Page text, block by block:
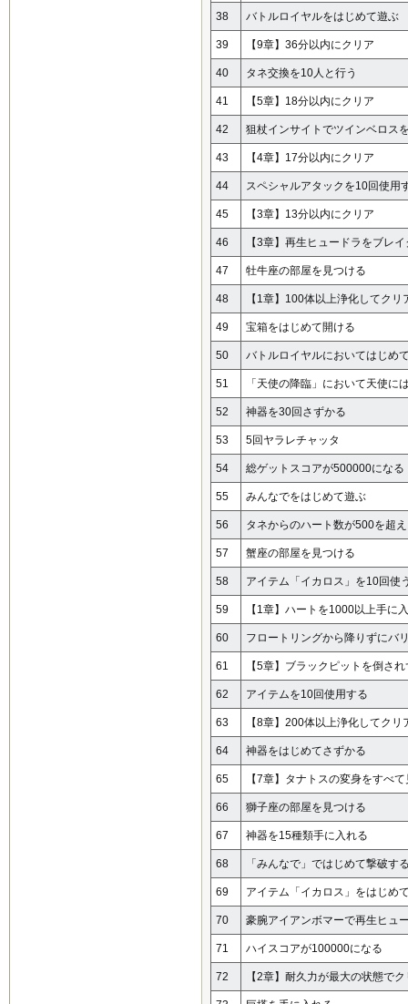
38 バトルロイヤルをはじめて遊ぶ
39 【9章】36分以内にクリア
40 タネ交換を10人と行う
41 【5章】18分以内にクリア
42 狙杖インサイトでツインベロス
43 【4章】17分以内にクリア
44 スペシャルアタックを10回使用
45 【3章】13分以内にクリア
46 【3章】再生ヒュードラをブレ
47 牡牛座の部屋を見つける
48 【1章】100体以上浄化してクリ
49 宝箱をはじめて開ける
50 バトルロイヤルにおいてはじめ
51 「天使の降臨」において天使に
52 神器を30回さずかる
53 5回ヤラレチャッタ
54 総ゲットスコアが500000になる
55 みんなでをはじめて遊ぶ
56 タネからのハート数が500を超
57 蟹座の部屋を見つける
58 アイテム「イカロス」を10回使
59 【1章】ハートを1000以上手に
60 フロートリングから降りずにバ
61 【5章】ブラックピットを倒さ
62 アイテムを10回使用する
63 【8章】200体以上浄化してク
64 神器をはじめてさずかる
65 【7章】タナトスの変身をすべ
66 獅子座の部屋を見つける
67 神器を15種類手に入れる
68 「みんなで」ではじめて撃破す
69 アイテム「イカロス」をはじめ
70 豪腕アイアンボマーで再生ヒュ
71 ハイスコアが100000になる
72 【2章】耐久力が最大の状態で